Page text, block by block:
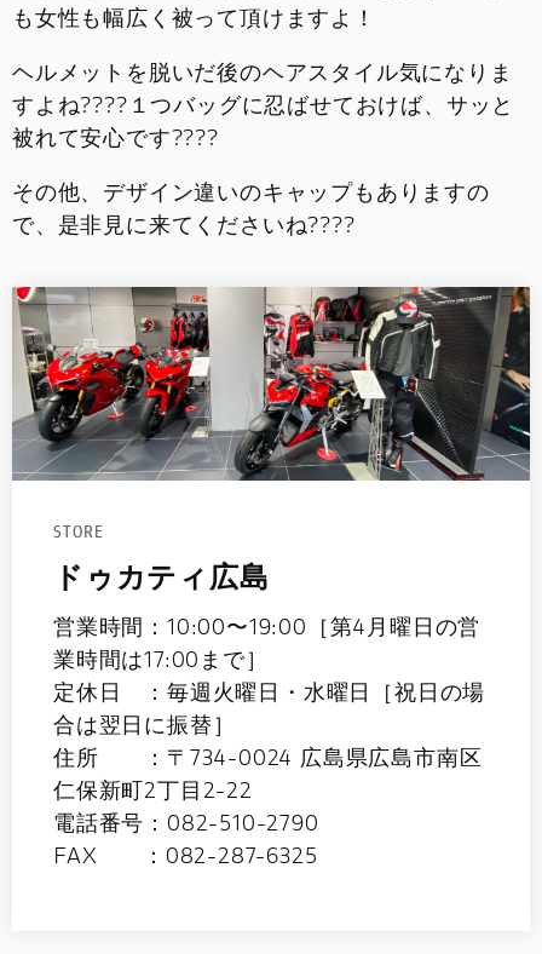
も女性も幅広く被って頂けますよ！
ヘルメットを脱いだ後のヘアスタイル気になりま
すよね????１つバッグに忍ばせておけば、サッと
被れて安心です????
その他、デザイン違いのキャップもありますの
で、是非見に来てくださいね????
STORE
ドゥカティ広島
営業時間：10:00〜19:00［第4月曜日の営
業時間は17:00まで］
定休日 ：毎週火曜日・水曜日［祝日の場
合は翌日に振替］
住所 ：〒734-0024 広島県広島市南区
仁保新町2丁目2-22
電話番号：082-510-2790
FAX ：082-287-6325